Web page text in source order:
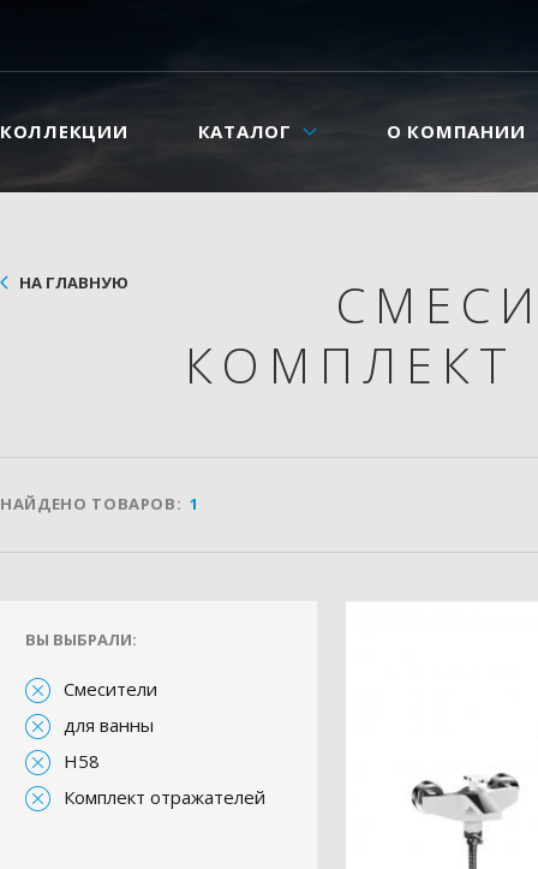
КОЛЛЕКЦИИ КАТАЛОГ О КОМПАНИИ
НА ГЛАВНУЮ
КОМПЛЕКТ
НАЙДЕНО ТОВАРОВ: 1
ВЫ ВЫБРАЛИ:
Смесители
для ванны
H58
Комплект отражателей